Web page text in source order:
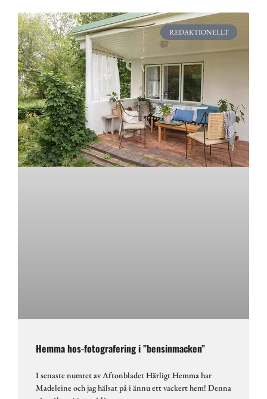
REDAKTIONELLT
Hemma hos-fotografering i ”bensinmacken”
I senaste numret av Aftonbladet Härligt Hemma har
Madeleine och jag hälsat på i ännu ett vackert hem! Denna